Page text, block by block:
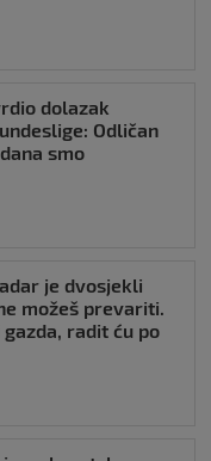
dolazak
Odličan
smo
je dvosjekli
možeš prevariti.
gazda, radit ću po